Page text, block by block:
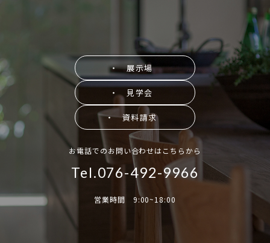
・ 展示場
・ 見学会
・ 資料請求
お電話でのお問い合わせはこちらから
Tel.076-492-9966
営業時間 9:00~18:00